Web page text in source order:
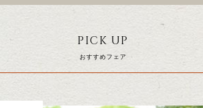
PICK UP
おすすめフェア